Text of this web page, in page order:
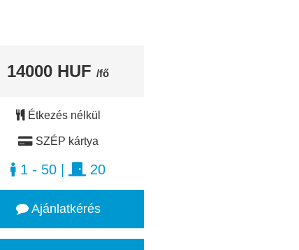
14000 HUF /fő
Étkezés nélkül
SZÉP kártya
1 - 50 20
Ajánlatkérés